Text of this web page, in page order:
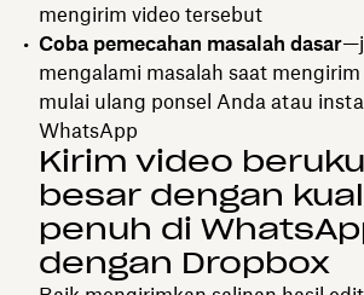
mengirim video tersebut
Coba pemecahan masalah dasar
mengalami masalah saat mengirim
mulai ulang ponsel Anda atau
WhatsApp
Kirim video
besar dengan
penuh di
dengan Dropbox